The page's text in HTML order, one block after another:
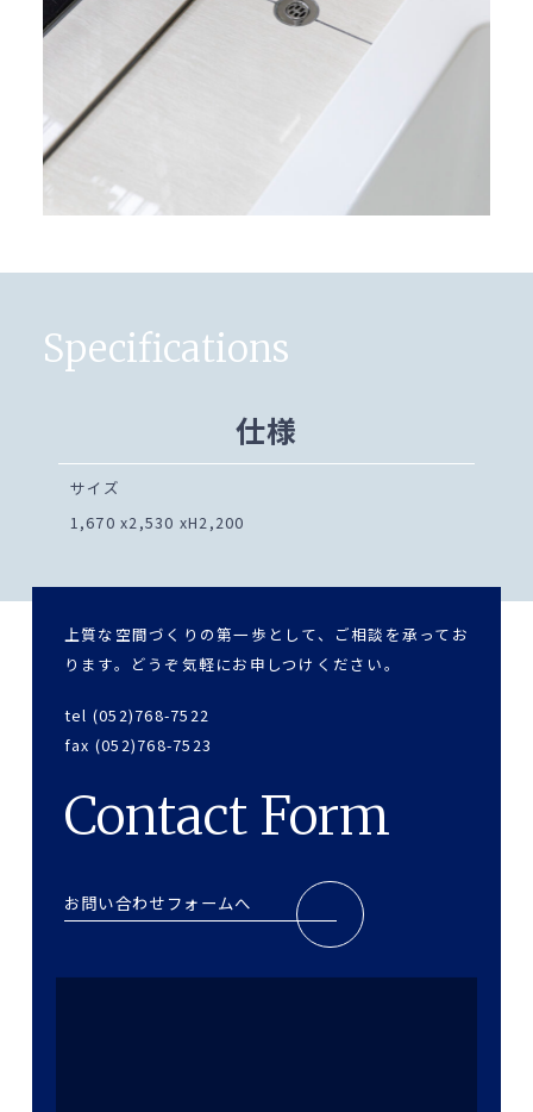
Specifications
仕様
サイズ
1,670 x2,530 xH2,200
上質な空間づくりの第一歩として、ご相談を承ってお
ります。どうぞ気軽にお申しつけください。
tel (052)768-7522
fax (052)768-7523
Contact Form
お問い合わせフォームへ